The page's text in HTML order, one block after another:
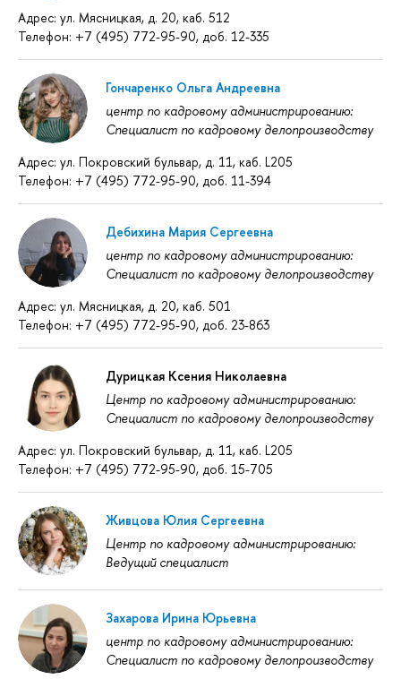
Адрес: ул. Мясницкая, д. 20, каб. 512
Телефон: +7 (495) 772-95-90, доб. 12-335
Гончаренко Ольга Андреевна
центр по кадровому администрированию:
Специалист по кадровому делопроизводству
Адрес: ул. Покровский бульвар, д. 11, каб. L205
Телефон: +7 (495) 772-95-90, доб. 11-394
Дебихина Мария Сергеевна
центр по кадровому администрированию:
Специалист по кадровому делопроизводству
Адрес: ул. Мясницкая, д. 20, каб. 501
Телефон: +7 (495) 772-95-90, доб. 23-863
Дурицкая Ксения Николаевна
Центр по кадровому администрированию:
Специалист по кадровому делопроизводству
Адрес: ул. Покровский бульвар, д. 11, каб. L205
Телефон: +7 (495) 772-95-90, доб. 15-705
Живцова Юлия Сергеевна
Центр по кадровому администрированию:
Ведущий специалист
Захарова Ирина Юрьевна
центр по кадровому администрированию:
Специалист по кадровому делопроизводству